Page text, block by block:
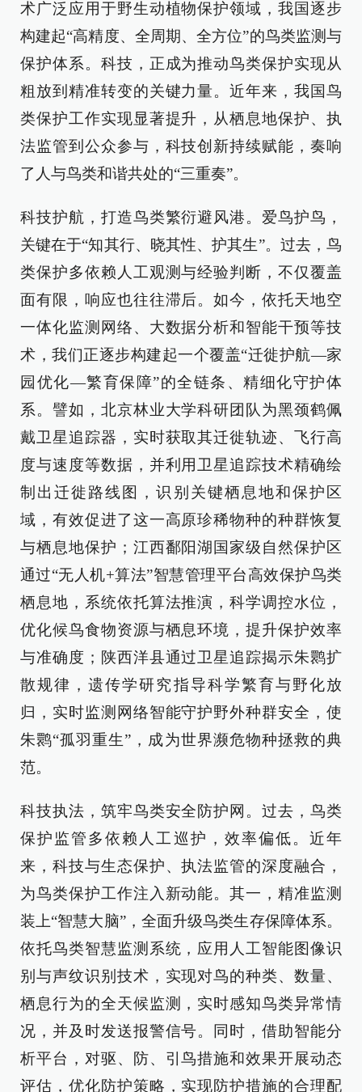
术广泛应用于野生动植物保护领域，我国逐步
构建起“高精度、全周期、全方位”的鸟类监测与
保护体系。科技，正成为推动鸟类保护实现从
粗放到精准转变的关键力量。近年来，我国鸟
类保护工作实现显著提升，从栖息地保护、执
法监管到公众参与，科技创新持续赋能，奏响
了人与鸟类和谐共处的“三重奏”。
科技护航，打造鸟类繁衍避风港。爱鸟护鸟，
关键在于“知其行、晓其性、护其生”。过去，鸟
类保护多依赖人工观测与经验判断，不仅覆盖
面有限，响应也往往滞后。如今，依托天地空
一体化监测网络、大数据分析和智能干预等技
术，我们正逐步构建起一个覆盖“迁徙护航—家
园优化—繁育保障”的全链条、精细化守护体
系。譬如，北京林业大学科研团队为黑颈鹤佩
戴卫星追踪器，实时获取其迁徙轨迹、飞行高
度与速度等数据，并利用卫星追踪技术精确绘
制出迁徙路线图，识别关键栖息地和保护区
域，有效促进了这一高原珍稀物种的种群恢复
与栖息地保护；江西鄱阳湖国家级自然保护区
通过“无人机+算法”智慧管理平台高效保护鸟类
栖息地，系统依托算法推演，科学调控水位，
优化候鸟食物资源与栖息环境，提升保护效率
与准确度；陕西洋县通过卫星追踪揭示朱鹮扩
散规律，遗传学研究指导科学繁育与野化放
归，实时监测网络智能守护野外种群安全，使
朱鹮“孤羽重生”，成为世界濒危物种拯救的典
范。
科技执法，筑牢鸟类安全防护网。过去，鸟类
保护监管多依赖人工巡护，效率偏低。近年
来，科技与生态保护、执法监管的深度融合，
为鸟类保护工作注入新动能。其一，精准监测
装上“智慧大脑”，全面升级鸟类生存保障体系。
依托鸟类智慧监测系统，应用人工智能图像识
别与声纹识别技术，实现对鸟的种类、数量、
栖息行为的全天候监测，实时感知鸟类异常情
况，并及时发送报警信号。同时，借助智能分
析平台，对驱、防、引鸟措施和效果开展动态
评估，优化防护策略，实现防护措施的合理配